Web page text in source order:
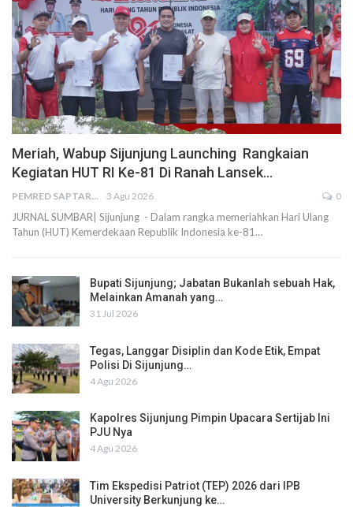
Meriah, Wabup Sijunjung Launching Rangkaian
Kegiatan HUT RI Ke-81 Di Ranah Lansek…
PEMRED SAPTARIUS 3 Agu 2026 0
JURNAL SUMBAR| Sijunjung - Dalam rangka memeriahkan Hari Ulang
Tahun (HUT) Kemerdekaan Republik Indonesia ke-81…
Bupati Sijunjung; Jabatan Bukanlah sebuah Hak,
Melainkan Amanah yang…
31 Jul 2026
Tegas, Langgar Disiplin dan Kode Etik, Empat
Polisi Di Sijunjung…
4 Agu 2026
Kapolres Sijunjung Pimpin Upacara Sertijab Ini
PJU Nya
4 Agu 2026
Tim Ekspedisi Patriot (TEP) 2026 dari IPB
University Berkunjung ke…